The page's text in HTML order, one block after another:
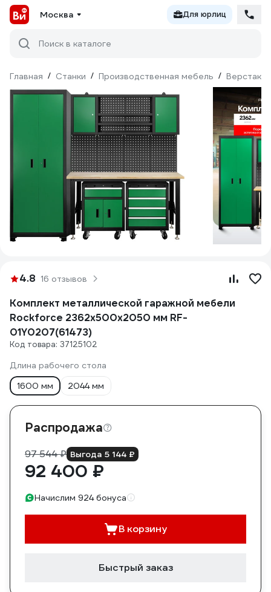
Москва Для юрлиц
Поиск в каталоге
Главная / Станки / Производственная мебель / Верстаки
4.8 16 отзывов
Комплект металлической гаражной мебели
Rockforce 2362x500x2050 мм RF-
01Y0207(61473)
Код товара: 37125102
Длина рабочего стола
1600 мм
2044 мм
Распродажа
97 544 ₽ Выгода 5 144 ₽
92 400 ₽
Начислим 924 бонуса
В корзину
Быстрый заказ